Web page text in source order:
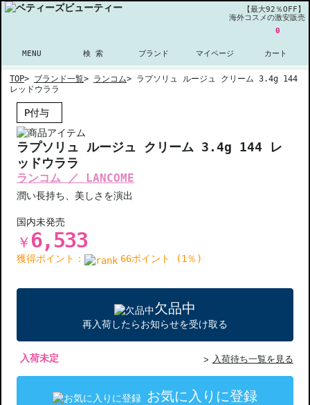
【最大92％OFF】
海外コスメの激安販売
MENU 検 索 ブランド マイページ
0
カート
TOP> ブランド一覧> ランコム> ラプソリュ ルージュ クリーム 3.4g 144
レッドウララ
P付与
ラプソリュ ルージュ クリーム 3.4g 144 レ
ッドウララ
ランコム ／ LANCOME
潤い長持ち、美しさを演出
国内未発売
￥ 6,533
獲得ポイント： 66ポイント (1％)
欠品中
再入荷したらお知らせを受け取る
入荷未定 入荷待ち一覧を見る
お気に入りに登録